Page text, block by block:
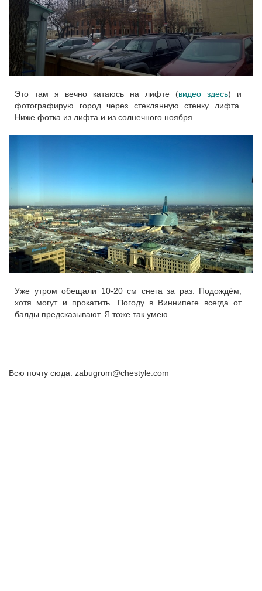
Это там я вечно катаюсь на лифте (видео здесь) и
фотографирую город через стеклянную стенку лифта.
Ниже фотка из лифта и из солнечного ноября.
Уже утром обещали 10-20 см снега за раз. Подождём,
хотя могут и прокатить. Погоду в Виннипеге всегда от
балды предсказывают. Я тоже так умею.
Всю почту сюда: zabugrom@chestyle.com